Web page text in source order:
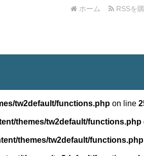
RSSを
ホーム
tw2default/functions.phpon line
themes/tw2default/functions.php
themes/tw2default/functions.php